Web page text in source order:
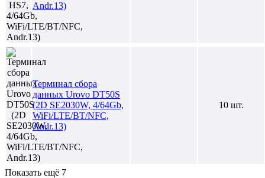
Andr.13)
Терминал сбора
данных Urovo DT50S
(2D SE2030W, 4/64Gb,
WiFi/LTE/BT/NFC,
Andr.13)
10 шт.
Показать ещё 7